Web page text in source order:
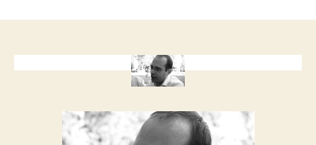
orbánista
elemzőcégét